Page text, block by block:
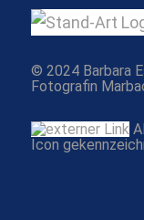
© 2024 Barbara
Fotografin
Icon